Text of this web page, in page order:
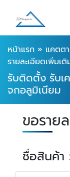
หน้าแรก » แคตต
รายละเอียดเพิ่มเติ
รับติดตั้ง รับเ
จกอลูมิเนียม
ขอราย
ชื่อสินค้า